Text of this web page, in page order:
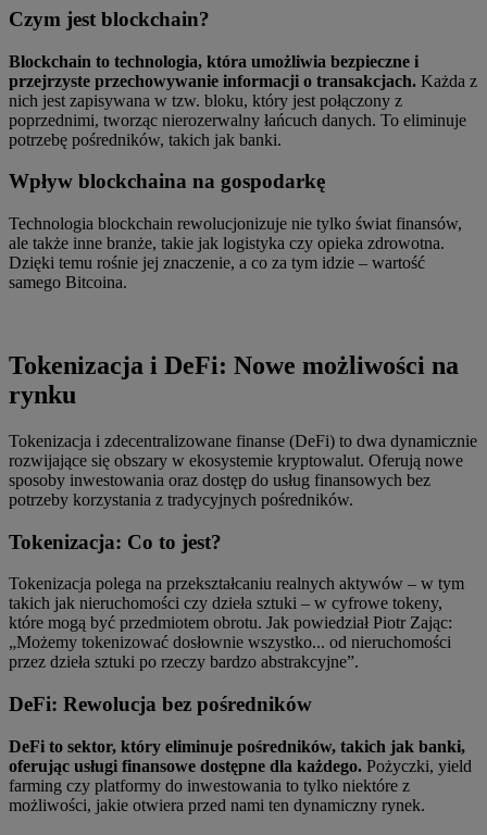
Czym jest blockchain?
Blockchain to technologia, która umożliwia bezpieczne i
przejrzyste przechowywanie informacji o transakcjach. Każda z
nich jest zapisywana w tzw. bloku, który jest połączony z
poprzednimi, tworząc nierozerwalny łańcuch danych. To eliminuje
potrzebę pośredników, takich jak banki.
Wpływ blockchaina na gospodarkę
Technologia blockchain rewolucjonizuje nie tylko świat finansów,
ale także inne branże, takie jak logistyka czy opieka zdrowotna.
Dzięki temu rośnie jej znaczenie, a co za tym idzie – wartość
samego Bitcoina.
Tokenizacja i DeFi: Nowe możliwości na
rynku
Tokenizacja i zdecentralizowane finanse (DeFi) to dwa dynamicznie
rozwijające się obszary w ekosystemie kryptowalut. Oferują nowe
sposoby inwestowania oraz dostęp do usług finansowych bez
potrzeby korzystania z tradycyjnych pośredników.
Tokenizacja: Co to jest?
Tokenizacja polega na przekształcaniu realnych aktywów – w tym
takich jak nieruchomości czy dzieła sztuki – w cyfrowe tokeny,
które mogą być przedmiotem obrotu. Jak powiedział Piotr Zając:
„Możemy tokenizować dosłownie wszystko... od nieruchomości
przez dzieła sztuki po rzeczy bardzo abstrakcyjne”.
DeFi: Rewolucja bez pośredników
DeFi to sektor, który eliminuje pośredników, takich jak banki,
oferując usługi finansowe dostępne dla każdego. Pożyczki, yield
farming czy platformy do inwestowania to tylko niektóre z
możliwości, jakie otwiera przed nami ten dynamiczny rynek.